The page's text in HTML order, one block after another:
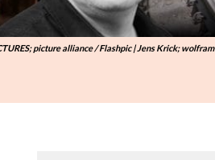
picture alliance / Flashpic | Jens Krick;